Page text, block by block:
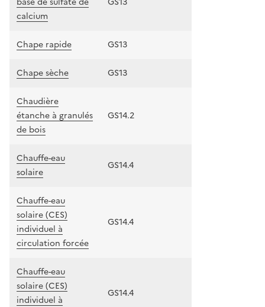
calcium
Chape rapide GS13
Chape sèche GS13
Chaudière
étanche à granulés
de bois
GS14.2
Chauffe-eau
solaire
GS14.4
Chauffe-eau
solaire (CES)
individuel à
circulation forcée
GS14.4
Chauffe-eau
solaire (CES)
individuel à
GS14.4